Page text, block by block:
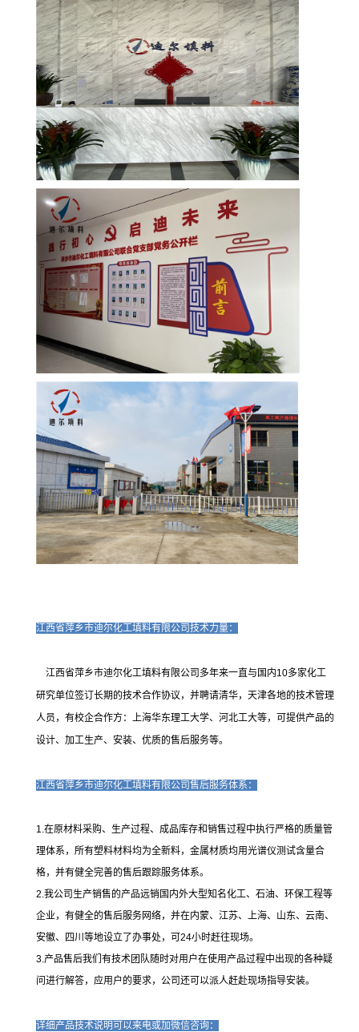
江西省萍乡市迪尔化工填料有限公司技术力量：
江西省萍乡市迪尔化工填料有限公司多年来一直与国内10多家化工
研究单位签订长期的技术合作协议，并聘请清华，天津各地的技术管理
人员，有校企合作方：上海华东理工大学、河北工大等，可提供产品的
设计、加工生产、安装、优质的售后服务等。
江西省萍乡市迪尔化工填料有限公司售后服务体系：
1.在原材料采购、生产过程、成品库存和销售过程中执行严格的质量管
理体系，所有塑料材料均为全新料，金属材质均用光谱仪测试含量合
格，并有健全完善的售后跟踪服务体系。
2.我公司生产销售的产品远销国内外大型知名化工、石油、环保工程等
企业，有健全的售后服务网络，并在内蒙、江苏、上海、山东、云南、
安徽、四川等地设立了办事处，可24小时赶往现场。
3.产品售后我们有技术团队随时对用户在使用产品过程中出现的各种疑
问进行解答，应用户的要求，公司还可以派人赶赴现场指导安装。
详细产品技术说明可以来电或加微信咨询：